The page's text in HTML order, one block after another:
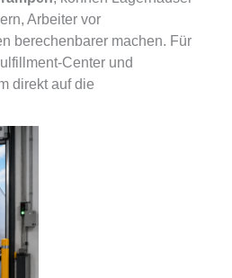
Arbeiter vor
berechenbarer machen. Für
Center und
direkt auf die